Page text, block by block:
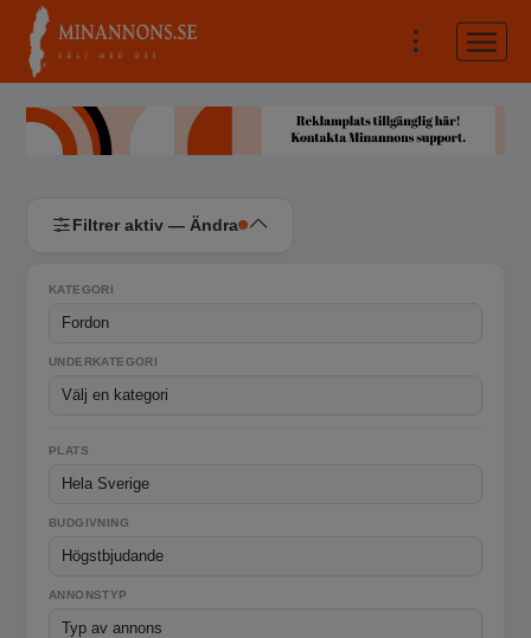
Filtrer aktiv — Ändra
KATEGORI
UNDERKATEGORI
PLATS
BUDGIVNING
ANNONSTYP